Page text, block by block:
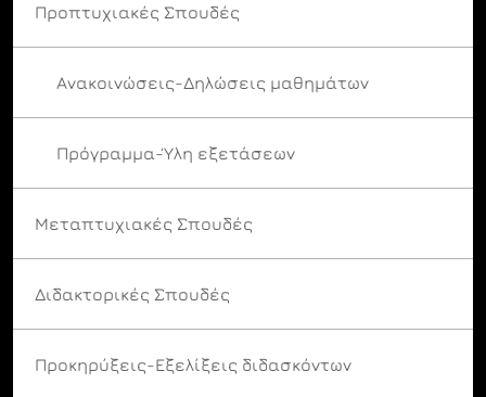
Προπτυχιακές Σπουδές
Ανακοινώσεις-Δηλώσεις μαθημάτων
Πρόγραμμα-Ύλη εξετάσεων
Μεταπτυχιακές Σπουδές
Διδακτορικές Σπουδές
Προκηρύξεις-Εξελίξεις διδασκόντων